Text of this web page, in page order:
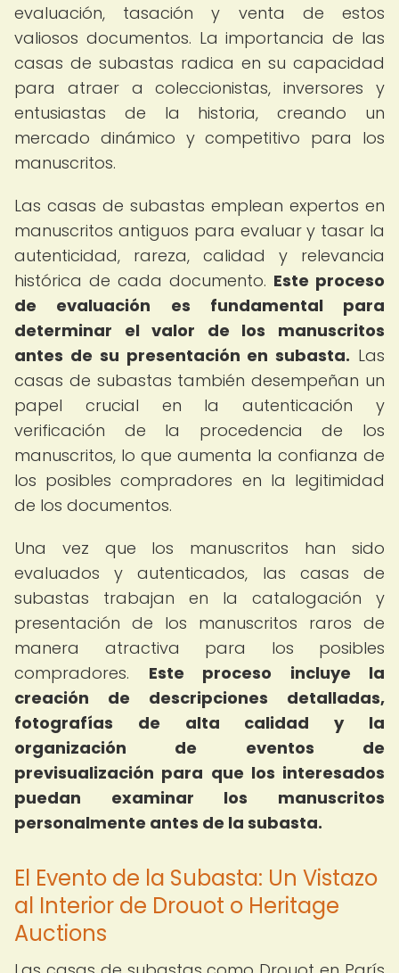
evaluación, tasación y venta de estos
valiosos documentos. La importancia de las
casas de subastas radica en su capacidad
para atraer a coleccionistas, inversores y
entusiastas de la historia, creando un
mercado dinámico y competitivo para los
manuscritos.
Las casas de subastas emplean expertos en
manuscritos antiguos para evaluar y tasar la
autenticidad, rareza, calidad y relevancia
histórica de cada documento. Este proceso
de evaluación es fundamental para
determinar el valor de los manuscritos
antes de su presentación en subasta. Las
casas de subastas también desempeñan un
papel crucial en la autenticación y
verificación de la procedencia de los
manuscritos, lo que aumenta la confianza de
los posibles compradores en la legitimidad
de los documentos.
Una vez que los manuscritos han sido
evaluados y autenticados, las casas de
subastas trabajan en la catalogación y
presentación de los manuscritos raros de
manera atractiva para los posibles
compradores. Este proceso incluye la
creación de descripciones detalladas,
fotografías de alta calidad y la
organización de eventos de
previsualización para que los interesados
puedan examinar los manuscritos
personalmente antes de la subasta.
El Evento de la Subasta: Un Vistazo
al Interior de Drouot o Heritage
Auctions